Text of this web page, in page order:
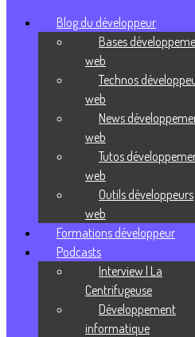
Blog du développeur
de données
Base de données
Blog du développeur
Bases
web
Technos
web
News
web
Tutos
web
Outils développeurs
web
Formations développeur
Podcasts
Interview | La
Centrifugeuse
Développement
informatique